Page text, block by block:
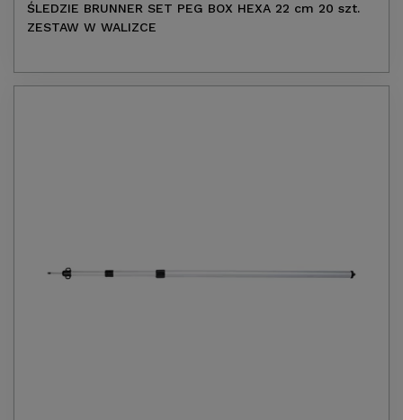
ŚLEDZIE BRUNNER SET PEG BOX HEXA 22 cm 20 szt.
ZESTAW W WALIZCE